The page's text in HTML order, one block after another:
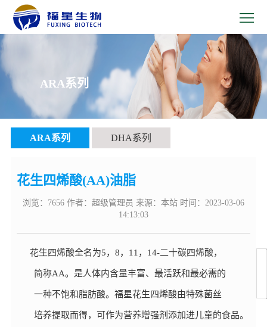
>Home
>
关
我
>
牌
新
ARA系列
ARA系列 DHA系列
花生四烯酸(AA)油脂
浏览：7656 作者：超级管理员 来源：本站 时间：2023-03-06
14:13:03
花生四烯酸全名为5， 8， 11 ， 14-二十碳四烯酸，
简称AA。 是人体内含量丰富、最活跃和最必需的
一种不饱和脂肪酸。福星花生四烯酸由特殊菌丝
培养提取而得，可作为营养增强剂添加进儿童的食品。